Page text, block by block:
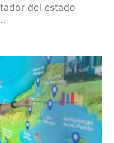
del estado